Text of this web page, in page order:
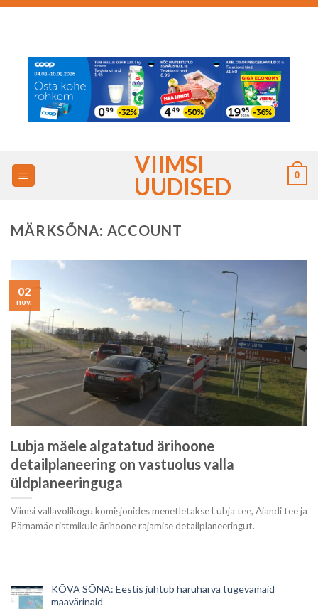
Skip
VIIMSI
UUDISED
0
MÄRKSÕNA: ACCOUNT
Lubja mäele algatatud ärihoone
detailplaneering on vastuolus valla
üldplaneeringuga
Viimsi vallavolikogu komisjonides menetletakse Lubja tee, Aiandi tee ja
Pärnamäe ristmikule ärihoone rajamise detailplaneeringut.
02
nov.
KÕVA SÕNA: Eestis juhtub haruharva tugevamaid
maavärinaid